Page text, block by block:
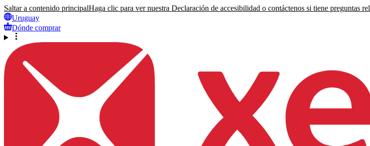
Saltar a contenido principalHaga clic para ver nuestra Declaración de accesibilidad o contáctenos si tiene preguntas
Uruguay
Dónde comprar